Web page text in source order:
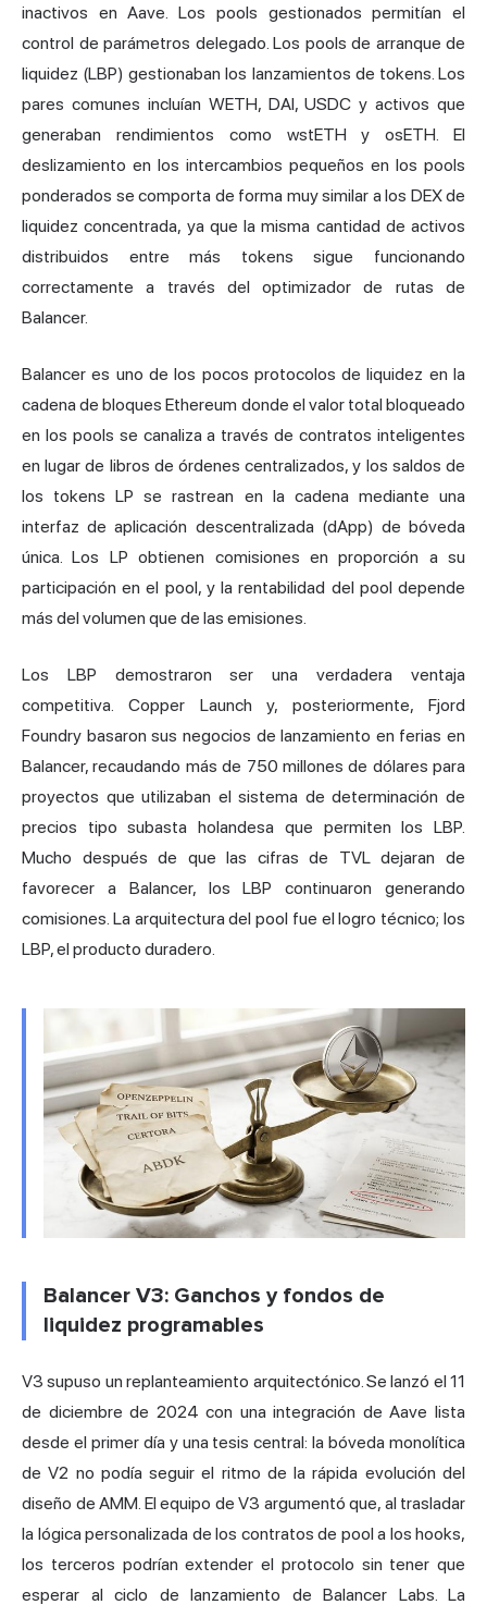
inactivos en Aave. Los pools gestionados permitían el
control de parámetros delegado. Los pools de arranque de
liquidez (LBP) gestionaban los lanzamientos de tokens. Los
pares comunes incluían WETH, DAI, USDC y activos que
generaban rendimientos como wstETH y osETH. El
deslizamiento en los intercambios pequeños en los pools
ponderados se comporta de forma muy similar a los DEX de
liquidez concentrada, ya que la misma cantidad de activos
distribuidos entre más tokens sigue funcionando
correctamente a través del optimizador de rutas de
Balancer.
Balancer es uno de los pocos protocolos de liquidez en la
cadena de bloques Ethereum donde el valor total bloqueado
en los pools se canaliza a través de contratos inteligentes
en lugar de libros de órdenes centralizados, y los saldos de
los tokens LP se rastrean en la cadena mediante una
interfaz de aplicación descentralizada (dApp) de bóveda
única. Los LP obtienen comisiones en proporción a su
participación en el pool, y la rentabilidad del pool depende
más del volumen que de las emisiones.
Los LBP demostraron ser una verdadera ventaja
competitiva. Copper Launch y, posteriormente, Fjord
Foundry basaron sus negocios de lanzamiento en ferias en
Balancer, recaudando más de 750 millones de dólares para
proyectos que utilizaban el sistema de determinación de
precios tipo subasta holandesa que permiten los LBP.
Mucho después de que las cifras de TVL dejaran de
favorecer a Balancer, los LBP continuaron generando
comisiones. La arquitectura del pool fue el logro técnico; los
LBP, el producto duradero.
Balancer V3: Ganchos y fondos de
liquidez programables
V3 supuso un replanteamiento arquitectónico. Se lanzó el 11
de diciembre de 2024 con una integración de Aave lista
desde el primer día y una tesis central: la bóveda monolítica
de V2 no podía seguir el ritmo de la rápida evolución del
diseño de AMM. El equipo de V3 argumentó que, al trasladar
la lógica personalizada de los contratos de pool a los hooks,
los terceros podrían extender el protocolo sin tener que
esperar al ciclo de lanzamiento de Balancer Labs. La